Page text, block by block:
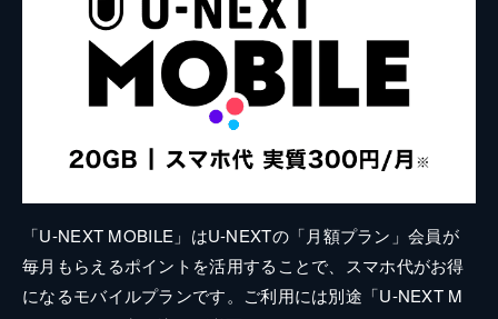
「U-NEXT MOBILE」はU-NEXTの「月額プラン」会員が
毎月もらえるポイントを活用することで、スマホ代がお得
になるモバイルプランです。ご利用には別途「U-NEXT M